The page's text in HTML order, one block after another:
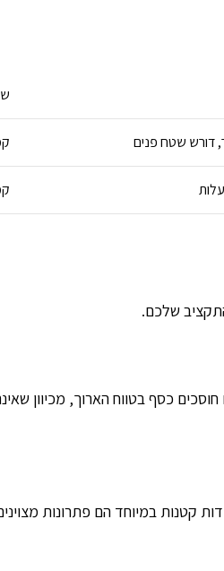
דורש שטח פנים
שלכם.
כסף בטווח הארוך, מכיוון
קטנות במיוחד הם פתרונות